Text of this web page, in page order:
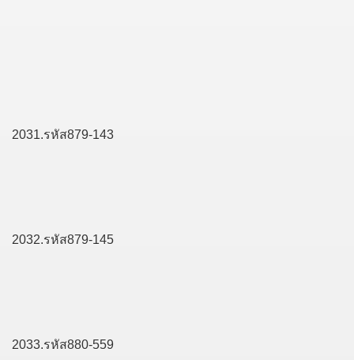
2031.รหัส879-143
2032.รหัส879-145
2033.รหัส880-559